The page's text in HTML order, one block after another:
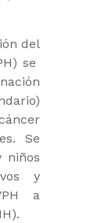
del
se
Se
niños
y
a